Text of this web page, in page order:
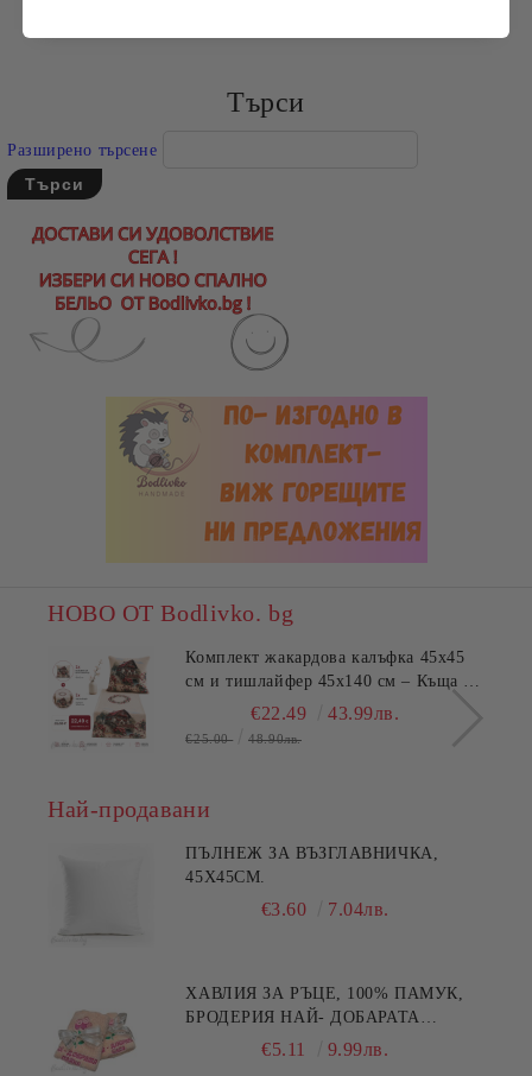
Търси
Разширено търсене
НОВО ОТ Bodlivko. bg
Комплект жакардова калъфка 45x45
см и тишлайфер 45x140 см – Къща с
€22.49 43.99лв.
€25.00 48.90лв.
Най-продавани
ПЪЛНЕЖ ЗА ВЪЗГЛАВНИЧКА,
45X45СМ.
€3.60 7.04лв.
ХАВЛИЯ ЗА РЪЦЕ, 100% ПАМУК,
БРОДЕРИЯ НАЙ- ДОБАРАТА
МАЙКА/БАБА , РАЗМЕР:
€5.11 9.99лв.